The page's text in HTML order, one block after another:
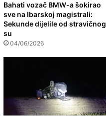
Bahati vozač BMW-a šokirao
sve na Ibarskoj magistrali:
Sekunde dijelile od stravičnog
su
04/06/2026